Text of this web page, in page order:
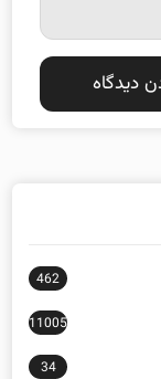
462
11005
34